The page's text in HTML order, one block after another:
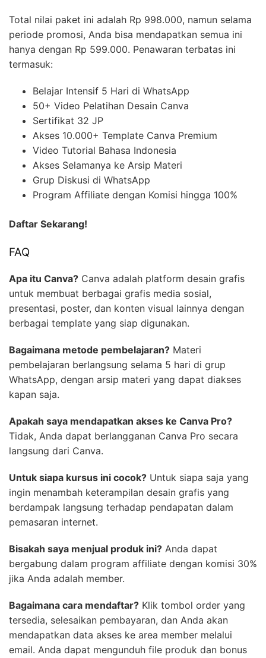
Total nilai paket ini adalah Rp 998.000, namun selama
periode promosi, Anda bisa mendapatkan semua ini
hanya dengan Rp 599.000. Penawaran terbatas ini
termasuk:
Belajar Intensif 5 Hari di WhatsApp
50+ Video Pelatihan Desain Canva
Sertifikat 32 JP
Akses 10.000+ Template Canva Premium
Video Tutorial Bahasa Indonesia
Akses Selamanya ke Arsip Materi
Grup Diskusi di WhatsApp
Program Affiliate dengan Komisi hingga 100%
Daftar Sekarang!
FAQ
Apa itu Canva? Canva adalah platform desain grafis
untuk membuat berbagai grafis media sosial,
presentasi, poster, dan konten visual lainnya dengan
berbagai template yang siap digunakan.
Bagaimana metode pembelajaran? Materi
pembelajaran berlangsung selama 5 hari di grup
WhatsApp, dengan arsip materi yang dapat diakses
kapan saja.
Apakah saya mendapatkan akses ke Canva Pro?
Tidak, Anda dapat berlangganan Canva Pro secara
langsung dari Canva.
Untuk siapa kursus ini cocok? Untuk siapa saja yang
ingin menambah keterampilan desain grafis yang
berdampak langsung terhadap pendapatan dalam
pemasaran internet.
Bisakah saya menjual produk ini? Anda dapat
bergabung dalam program affiliate dengan komisi 30%
jika Anda adalah member.
Bagaimana cara mendaftar? Klik tombol order yang
tersedia, selesaikan pembayaran, dan Anda akan
mendapatkan data akses ke area member melalui
email. Anda dapat mengunduh file produk dan bonus